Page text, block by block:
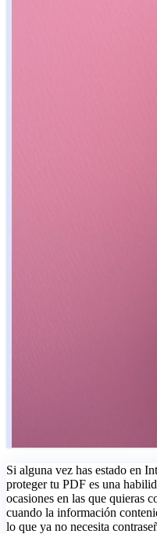
Si alguna vez has estado en
proteger tu PDF es una
ocasiones en las que quieras
cuando la información
lo que ya no necesita